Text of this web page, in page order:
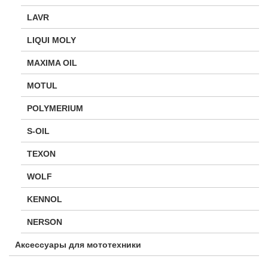
LAVR
LIQUI MOLY
MAXIMA OIL
MOTUL
POLYMERIUM
S-OIL
TEXON
WOLF
KENNOL
NERSON
Аксессуары для мототехники